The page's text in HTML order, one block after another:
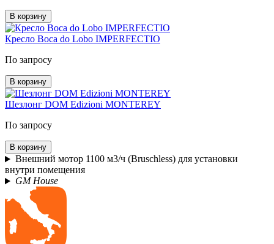
В корзину
Кресло Boca do Lobo IMPERFECTIO
По запросу
В корзину
Шезлонг DOM Edizioni MONTEREY
По запросу
В корзину
Внешний мотор 1100 м3/ч (Bruschless) для установки
внутри помещения
GM House